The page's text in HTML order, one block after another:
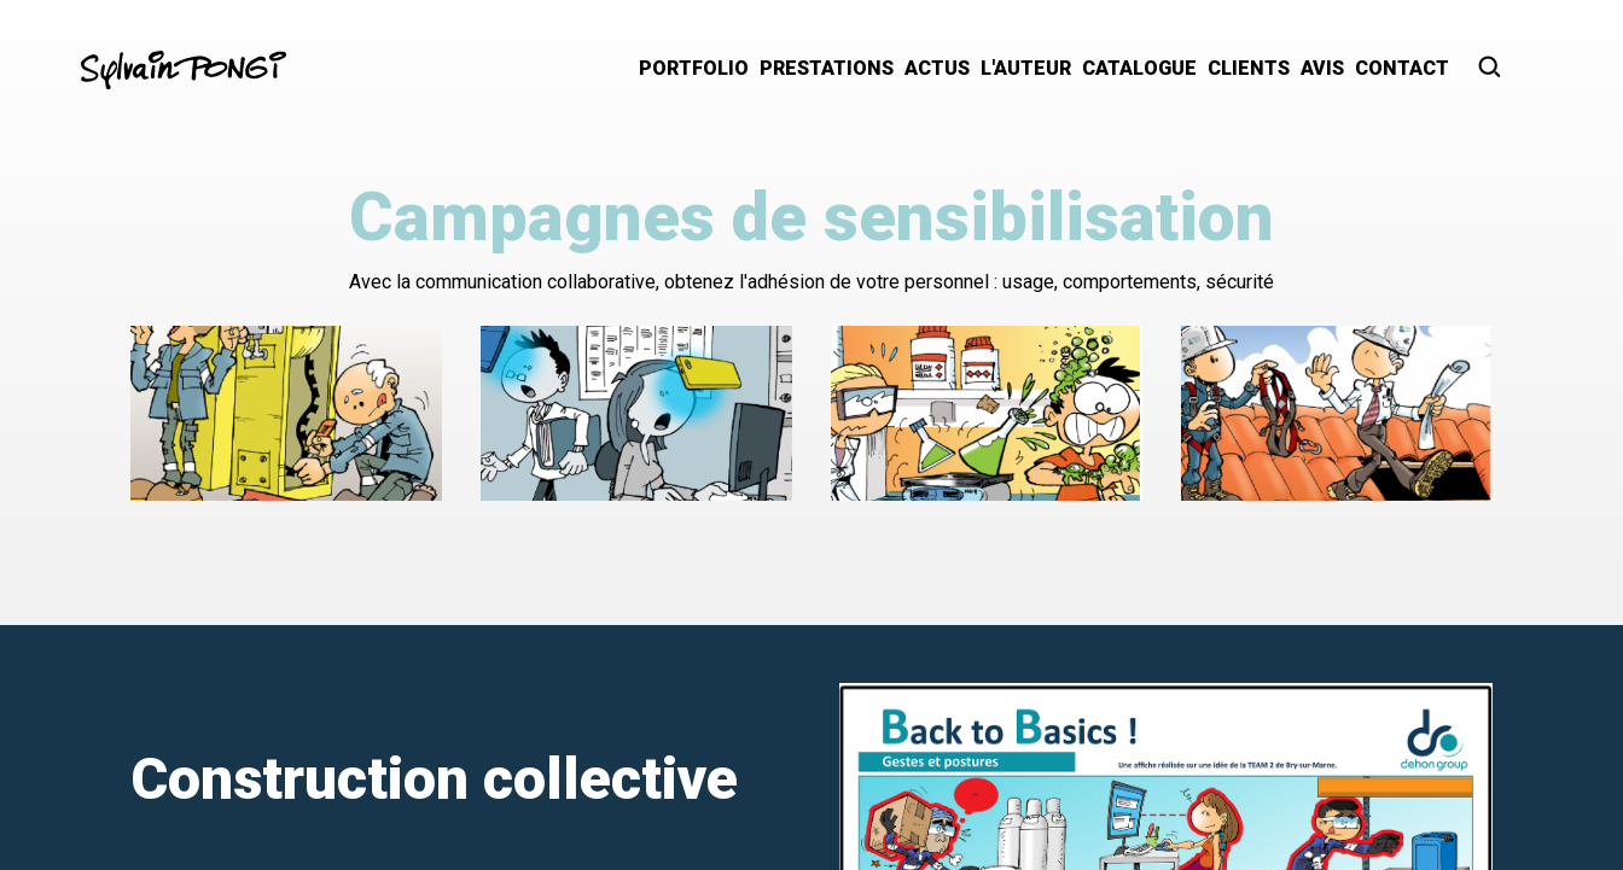
principale
PORTFOLIO PRESTATIONS ACTUS L'AUTEUR CATALOGUE CLIENTS AVIS CONTACT
Campagnes de sensibilisation
Avec la communication collaborative, obtenez l'adhésion de votre personnel : usage, comportements, sécurité
Construction collective